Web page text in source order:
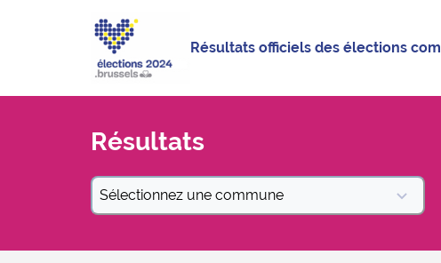
Résultats officiels des élections
Résultats
Sélectionnez une commune